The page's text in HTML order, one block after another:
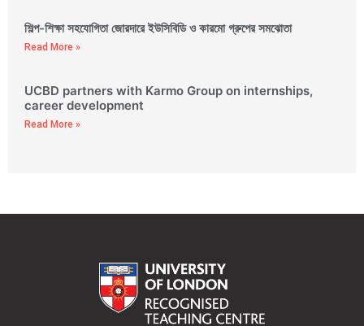
শিল্প-শিক্ষা সহযোগিতা জোরদারে ইউসিবিডি ও কারমো গ্রুপের সমঝোতা
Read More »
UCBD partners with Karmo Group on internships,
career development
Read More »